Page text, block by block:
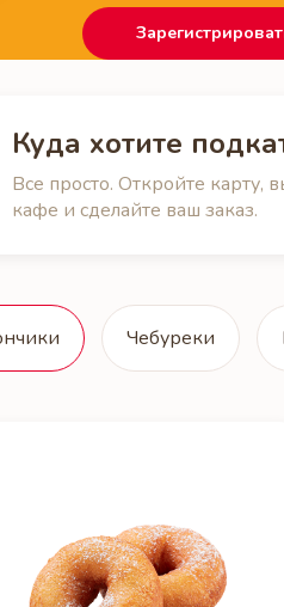
Куда хотите
Все просто. Откройте карту,
кафе и сделайте ваш заказ.
Чебуреки